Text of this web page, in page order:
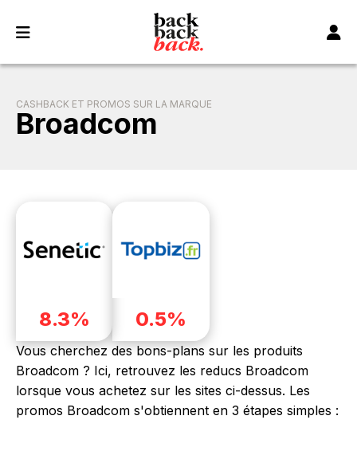
CASHBACK ET PROMOS SUR LA MARQUE
Broadcom
8.3% 0.5%
Vous cherchez des bons-plans sur les produits
Broadcom ? Ici, retrouvez les reducs Broadcom
lorsque vous achetez sur les sites ci-dessus. Les
promos Broadcom s'obtiennent en 3 étapes simples :